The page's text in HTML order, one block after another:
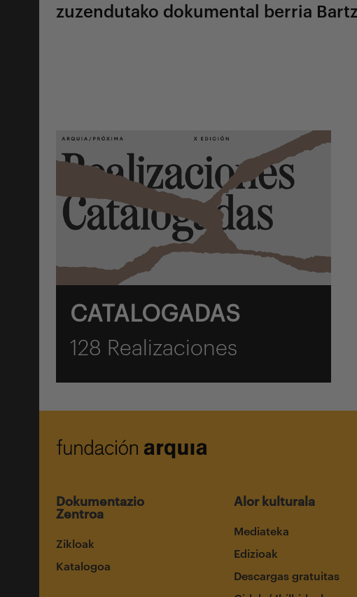
zuzendutako dokumental berria
CATALOGADAS
128 Realizaciones
Dokumentazio
Zentroa
Zikloak
Katalogoa
Alor kulturala
Mediateka
Edizioak
Descargas gratuitas